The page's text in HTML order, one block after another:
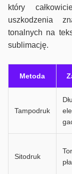
który
uszkodzenia
tonalnych na
sublimację.
Metoda
Tampodruk
Sitodruk